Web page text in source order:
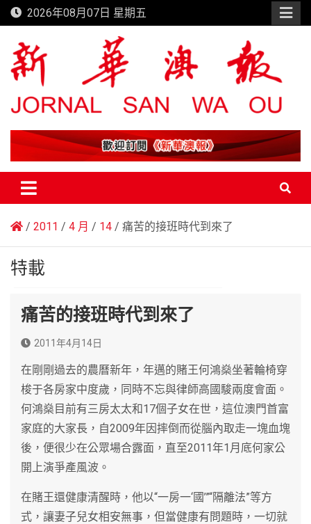
Skip
to
content
2026年08月07日 星期五
新華澳報
2011 4 月 14 痛苦的接班時代到來了
特載
痛苦的接班時代到來了
2011年4月14日
在剛剛過去的農曆新年，年邁的賭王何鴻燊坐著輪椅穿
梭于各房家中度歲，同時不忘與律師高國駿兩度會面。
何鴻燊目前有三房太太和17個子女在世，這位澳門首富
家庭的大家長，自2009年因摔倒而從腦內取走一塊血塊
後，便很少在公眾場合露面，直至2011年1月底何家公
開上演爭產風波。
在賭王還健康清醒時，他以“一房一‘國’”“隔離法”等方
式，讓妻子兒女相安無事，但當健康有問題時，一切就